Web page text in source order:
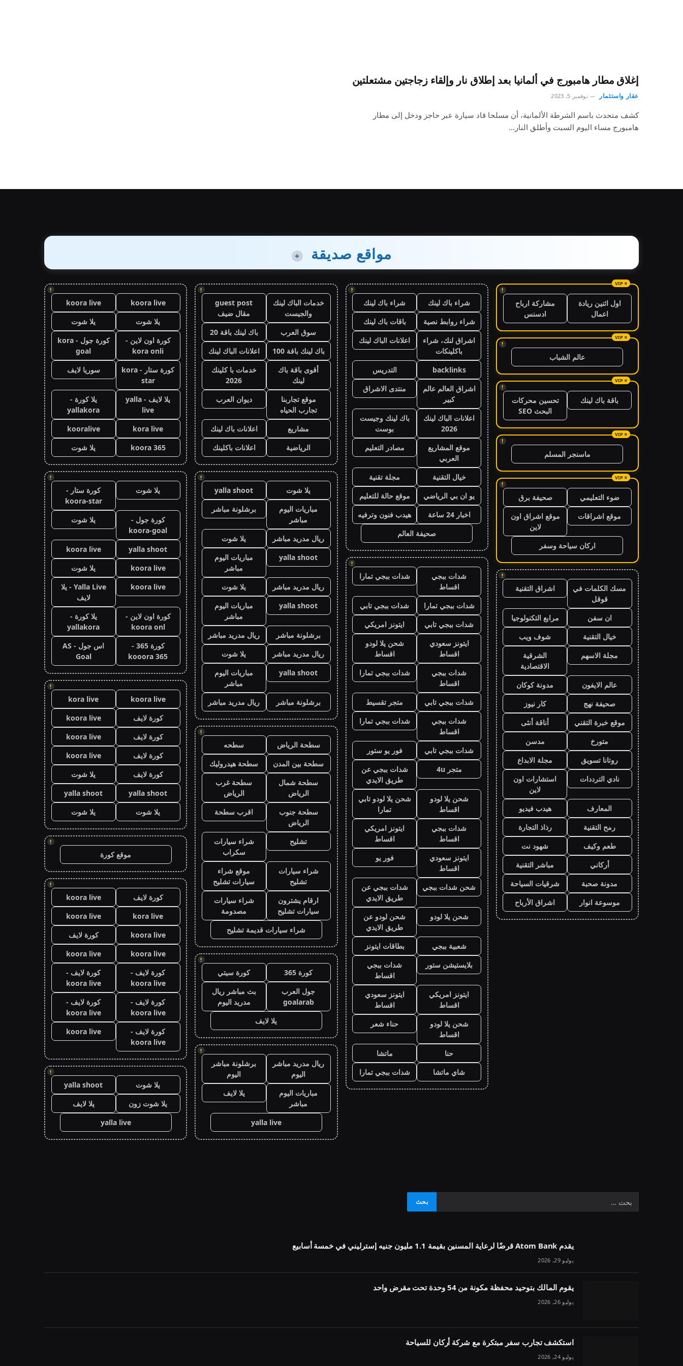
إغلاق مطار هامبورج في ألمانيا بعد إطلاق نار وإلقاء زجاجتين مشتعلتين
عقار واستثمار نوفمبر 5, 2023
كشف متحدث باسم الشرطة الألمانية، أن مسلحا قاد سيارة عبر حاجز ودخل إلى مطار
هامبورج مساء اليوم السبت وأطلق النار…
مواقع صديقة +
!
اول اثنين ريادة
اعمال
مشاركة ارباح
ادسنس
!
عالم الشباب
!
باقة باك لينك
تحسين محركات
البحث SEO
!
ماسنجر المسلم
!
ضوء التعليمي
صحيفة برق
موقع اشراقات
موقع اشراق اون
لاين
اركان سياحة وسفر
!
مسك الكلمات في
قوقل
اشراق التقنية
ان سفن
مرابع التكنولوجيا
خيال التقنية
شوف ويب
مجلة الاسهم
الشرقية
الاقتصادية
عالم الايفون
مدونة كوكان
صحيفة نهج
كار نيوز
موقع خبرة التقني
أناقة أنثى
متورخ
مدسن
روتانا تسويق
مجلة الابداع
نادي الترددات
استشارات اون
لاين
المعارف
هيدب فيديو
رمح التقنية
رذاذ التجارة
طعم وكيف
شهود نت
أركاني
مباشر التقنية
مدونة صحبة
شرقيات السياحة
موسوعة انوار
اشراق الأرباح
!
شراء باك لينك
شراء باك لينك
شراء روابط نصية
باقات باك لينك
اشراق لنك، شراء
باكلينكات
اعلانات الباك لينك
backlinks
التدريس
اشراق العالم عالم
كبير
منتدى الاشراق
اعلانات الباك لينك
2026
باك لينك وجيست
بوست
موقع المشاريع
العربي
مصادر التعليم
خيال التقنية
مجلة تقنية
يو ان بي الرياضي
موقع حالة للتعليم
اخبار 24 ساعة
هيدب فنون وترفيه
صحيفة العالم
!
شدات ببجي
اقساط
شدات ببجي تمارا
شدات ببجي تمارا
شدات ببجي تابي
شدات ببجي تابي
ايتونز امريكي
ايتونز سعودي
اقساط
شحن يلا لودو
اقساط
شدات ببجي
اقساط
شدات ببجي تمارا
شدات ببجي تابي
متجر تقسيط
شدات ببجي
اقساط
شدات ببجي تمارا
شدات ببجي تابي
فور يو ستور
متجر 4u
شدات ببجي عن
طريق الايدي
شحن يلا لودو
اقساط
شحن يلا لودو تابي
تمارا
شدات ببجي
اقساط
ايتونز امريكي
اقساط
ايتونز سعودي
اقساط
فور يو
شحن شدات ببجي
شدات ببجي عن
طريق الايدي
شحن يلا لودو
شحن لودو عن
طريق الايدي
شعبية ببجي
بطاقات ايتونز
بلايستيشن ستور
شدات ببجي
اقساط
ايتونز امريكي
اقساط
ايتونز سعودي
اقساط
شحن يلا لودو
اقساط
حناء شعر
حنا
ماتشا
شاي ماتشا
شدات ببجي تمارا
!
خدمات الباك لينك
والجيست
guest post
مقال ضيف
سوق العرب
باك لينك باقة 20
باك لينك باقة 100
اعلانات الباك لينك
أقوى باقة باك
لينك
خدمات با كلينك
2026
موقع تجاربنا
تجارب الحياه
ديوان العرب
مشاريع
اعلانات باك لينك
الرياضية
اعلانات باكلينك
!
يلا شوت
yalla shoot
مباريات اليوم
مباشر
برشلونة مباشر
ريال مدريد مباشر
يلا شوت
yalla shoot
مباريات اليوم
مباشر
ريال مدريد مباشر
يلا شوت
yalla shoot
مباريات اليوم
مباشر
برشلونة مباشر
ريال مدريد مباشر
ريال مدريد مباشر
يلا شوت
yalla shoot
مباريات اليوم
مباشر
برشلونة مباشر
ريال مدريد مباشر
!
سطحة الرياض
سطحه
سطحة بين المدن
سطحة هيدروليك
سطحة شمال
الرياض
سطحة غرب
الرياض
سطحة جنوب
الرياض
اقرب سطحة
تشليح
شراء سيارات
سكراب
شراء سيارات
تشليح
موقع شراء
سيارات تشليح
ارقام يشترون
سيارات تشليح
شراء سيارات
مصدومة
شراء سيارات قديمة تشليح
!
كورة 365
كورة سيتي
جول العرب
goalarab
بث مباشر ريال
مدريد اليوم
يلا لايف
!
ريال مدريد مباشر
اليوم
برشلونة مباشر
اليوم
مباريات اليوم
مباشر
يلا لايف
yalla live
!
koora live
koora live
يلا شوت
يلا شوت
كورة اون لاين -
kora onli
كورة جول - kora
goal
كورة ستار - kora
star
سوريا لايف
يلا لايف - yalla
live
يلا كورة -
yallakora
kora live
kooralive
koora 365
يلا شوت
!
يلا شوت
كورة ستار -
koora-star
كورة جول -
koora-goal
يلا شوت
yalla shoot
koora live
koora live
يلا شوت
koora live
Yalla Live - يلا
لايف
كورة اون لاين -
koora onl
يلا كورة -
yallakora
كورة 365 -
kooora 365
اس جول - AS
Goal
!
koora live
kora live
كورة لايف
koora live
كورة لايف
koora live
كورة لايف
koora live
كورة لايف
يلا شوت
yalla shoot
yalla shoot
يلا شوت
يلا شوت
!
موقع كورة
!
كورة لايف
koora live
kora live
koora live
koora live
كورة لايف
koora live
koora live
كورة لايف -
koora live
كورة لايف -
koora live
كورة لايف -
koora live
كورة لايف -
koora live
كورة لايف -
koora live
koora live
!
يلا شوت
yalla shoot
يلا شوت زون
يلا لايف
yalla live
يقدم Atom Bank قرضًا لرعاية المسنين بقيمة 1.1 مليون جنيه إسترليني في خمسة أسابيع
يوليو 29, 2026
يقوم المالك بتوحيد محفظة مكونة من 54 وحدة تحت مقرض واحد
يوليو 26, 2026
استكشف تجارب سفر مبتكرة مع شركة أركان للسياحة
يوليو 24, 2026